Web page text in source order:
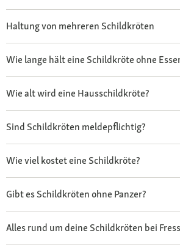
Haltung von mehreren Schildkröten
Wie lange hält eine Schildkröte ohne
Wie alt wird eine Hausschildkröte?
Sind Schildkröten meldepflichtig?
Wie viel kostet eine Schildkröte?
Gibt es Schildkröten ohne Panzer?
Alles rund um deine Schildkröten bei